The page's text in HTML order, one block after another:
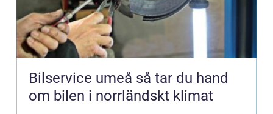
Bilservice umeå så tar du hand
om bilen i norrländskt klimat